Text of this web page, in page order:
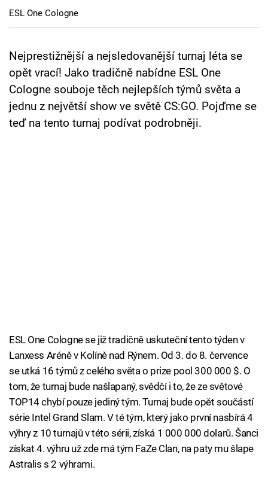
Cool Esport
TV Program
Sledujte prima+
ESL One Cologne
Nejprestižnější a nejsledovanější turnaj léta se
opět vrací! Jako tradičně nabídne ESL One
Cologne souboje těch nejlepších týmů světa a
jednu z největší show ve světě CS:GO. Pojďme se
teď na tento turnaj podívat podrobněji.
ESL One Cologne se již tradičně uskuteční tento týden v
Lanxess Aréně v Kolíně nad Rýnem. Od 3. do 8. července
se utká 16 týmů z celého světa o prize pool 300 000 $. O
tom, že turnaj bude našlapaný, svědčí i to, že ze světové
TOP14 chybí pouze jediný tým. Turnaj bude opět součástí
série Intel Grand Slam. V té tým, který jako první nasbírá 4
výhry z 10 turnajů v této sérii, získá 1 000 000 dolarů. Šanci
získat 4. výhru už zde má tým FaZe Clan, na paty mu šlape
Astralis s 2 výhrami.